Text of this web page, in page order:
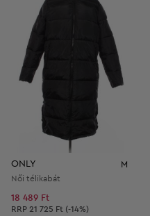
ONLY M
Női télikabát
18 489 Ft
Ajánlott ár:
RRP 21 725 Ft (-14%)